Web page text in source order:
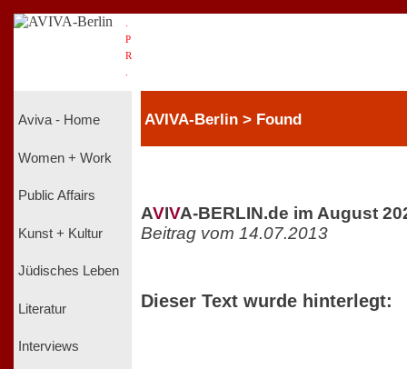
P
R
Aviva - Home
Women + Work
Public Affairs
Kunst + Kultur
Jüdisches Leben
Literatur
Interviews
AVIVA-Berlin > Found
AVIVA-BERLIN.de im August
Beitrag vom 14.07.2013
Dieser Text wurde hinterlegt: